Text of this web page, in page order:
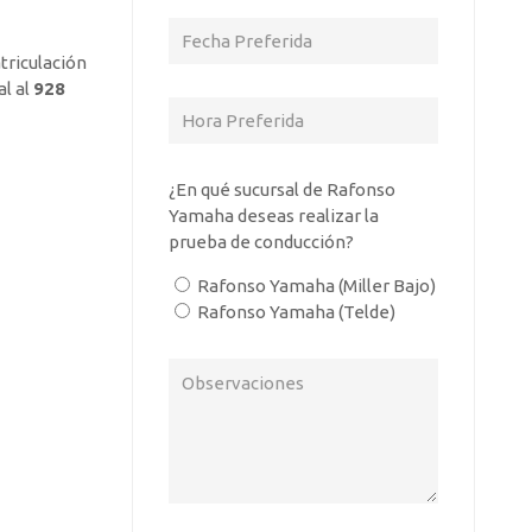
al 928
¿En qué sucursal de Rafonso
Yamaha deseas realizar la
prueba de conducción?
Rafonso Yamaha (Miller Bajo)
Rafonso Yamaha (Telde)